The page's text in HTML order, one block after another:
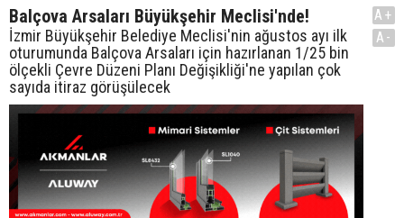
Balçova Arsaları Büyükşehir Meclisi'nde!
İzmir Büyükşehir Belediye Meclisi'nin ağustos ayı ilk
oturumunda Balçova Arsaları için hazırlanan 1/25 bin
ölçekli Çevre Düzeni Planı Değişikliği'ne yapılan çok
sayıda itiraz görüşülecek
A+
A-